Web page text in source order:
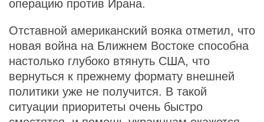
операцию против Ирана.
Отставной американский вояка отметил, что
новая война на Ближнем Востоке способна
настолько глубоко втянуть США, что
вернуться к прежнему формату внешней
политики уже не получится. В такой
ситуации приоритеты очень быстро